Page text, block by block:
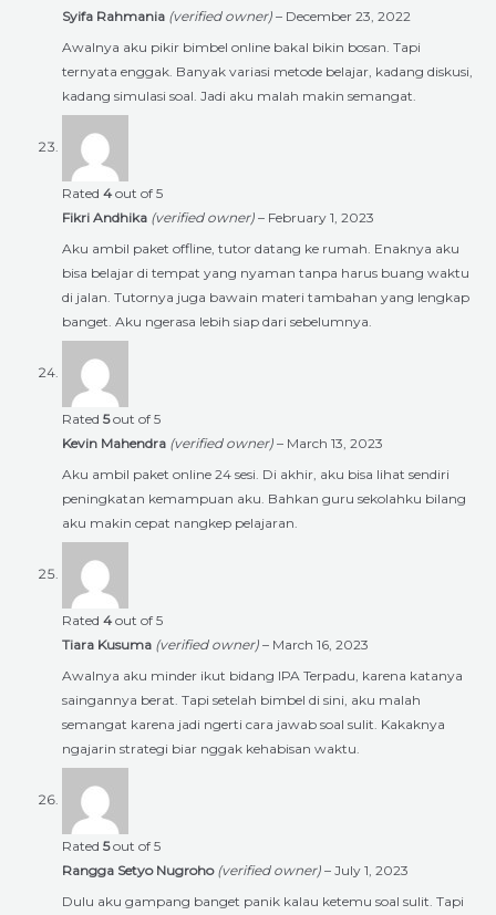
Syifa Rahmania (verified owner) – December 23, 2022
Awalnya aku pikir bimbel online bakal bikin bosan. Tapi
ternyata enggak. Banyak variasi metode belajar, kadang diskusi,
kadang simulasi soal. Jadi aku malah makin semangat.
Rated 4 out of 5
Fikri Andhika (verified owner) – February 1, 2023
Aku ambil paket offline, tutor datang ke rumah. Enaknya aku
bisa belajar di tempat yang nyaman tanpa harus buang waktu
di jalan. Tutornya juga bawain materi tambahan yang lengkap
banget. Aku ngerasa lebih siap dari sebelumnya.
Rated 5out of 5
Kevin Mahendra (verified owner) – March 13, 2023
Aku ambil paket online 24 sesi. Di akhir, aku bisa lihat sendiri
peningkatan kemampuan aku. Bahkan guru sekolahku bilang
aku makin cepat nangkep pelajaran.
Rated 4 out of 5
Tiara Kusuma (verified owner) – March 16, 2023
Awalnya aku minder ikut bidang IPA Terpadu, karena katanya
saingannya berat. Tapi setelah bimbel di sini, aku malah
semangat karena jadi ngerti cara jawab soal sulit. Kakaknya
ngajarin strategi biar nggak kehabisan waktu.
Rated 5out of 5
Rangga Setyo Nugroho (verified owner) – July 1, 2023
Dulu aku gampang banget panik kalau ketemu soal sulit. Tapi